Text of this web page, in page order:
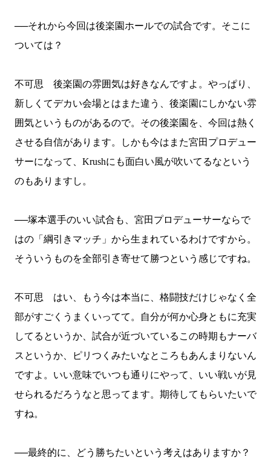
──それから今回は後楽園ホールでの試合です。そこに
ついては？
不可思 後楽園の雰囲気は好きなんですよ。やっぱり、
新しくてデカい会場とはまた違う、後楽園にしかない雰
囲気というものがあるので。その後楽園を、今回は熱く
させる自信があります。しかも今はまた宮田プロデュー
サーになって、 Krushにも面白い風が吹いてるなという
のもありますし。
──塚本選手のいい試合も、宮田プロデューサーならで
はの「綱引きマッチ」から生まれているわけですから。
そういうものを全部引き寄せて勝つという感じですね。
不可思 はい、もう今は本当に、格闘技だけじゃなく全
部がすごくうまくいってて。自分が何か心身ともに充実
してるというか、試合が近づいているこの時期もナーバ
スというか、ピリつくみたいなところもあんまりないん
ですよ。いい意味でいつも通りにやって、いい戦いが見
せられるだろうなと思ってます。期待してもらいたいで
すね。
──最終的に、どう勝ちたいという考えはありますか？